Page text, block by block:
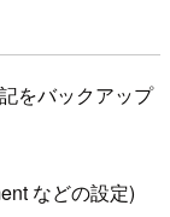
をバックアップ
などの設定)